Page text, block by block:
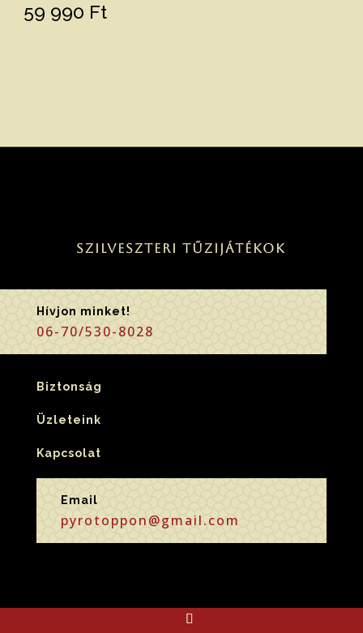
59 990 Ft
Szilveszteri tűzijátékok
Hívjon minket!
06-70/530-8028
Biztonság
Üzleteink
Kapcsolat
Email
pyrotoppon@gmail.com